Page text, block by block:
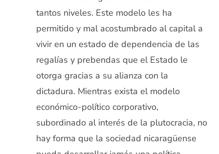
tantos niveles. Este modelo les ha
permitido y mal acostumbrado al capital a
vivir en un estado de dependencia de las
regalías y prebendas que el Estado le
otorga gracias a su alianza con la
dictadura. Mientras exista el modelo
económico-político corporativo,
subordinado al interés de la plutocracia, no
hay forma que la sociedad nicaragüense